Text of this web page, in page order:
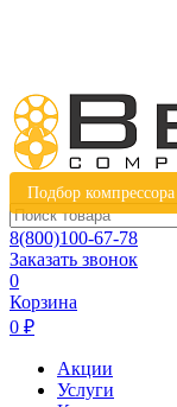
Подбор компрессора
8(800)100-67-78
Заказать звонок
0
Корзина
0 ₽
Акции
Услуги